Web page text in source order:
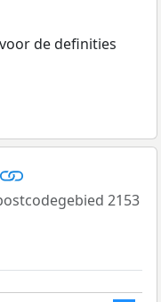
de definities
2153